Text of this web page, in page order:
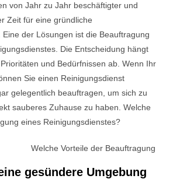
von Jahr zu Jahr beschäftigter und
Zeit für eine gründliche
der Lösungen ist die Beauftragung
Die Entscheidung hängt
und Bedürfnissen ab. Wenn Ihr
Sie einen Reinigungsdienst
gelegentlich beauftragen, um sich zu
sauberes Zuhause zu haben. Welche
eines Reinigungsdienstes?
gesündere Umgebung